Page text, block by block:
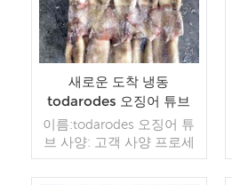
원산지: 중국 브랜드: 푸 왕
행
새로운 도착 냉동
todarodes 오징어 튜브
해산물
이름:todarodes 오징어 튜
브 사양: 고객 사양 프로세
스: 컷 글레이징: IQF 40%
(맞춤형) 포장: 1kg / 가방,